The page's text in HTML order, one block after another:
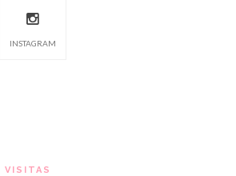
INSTAGRAM
VISITAS